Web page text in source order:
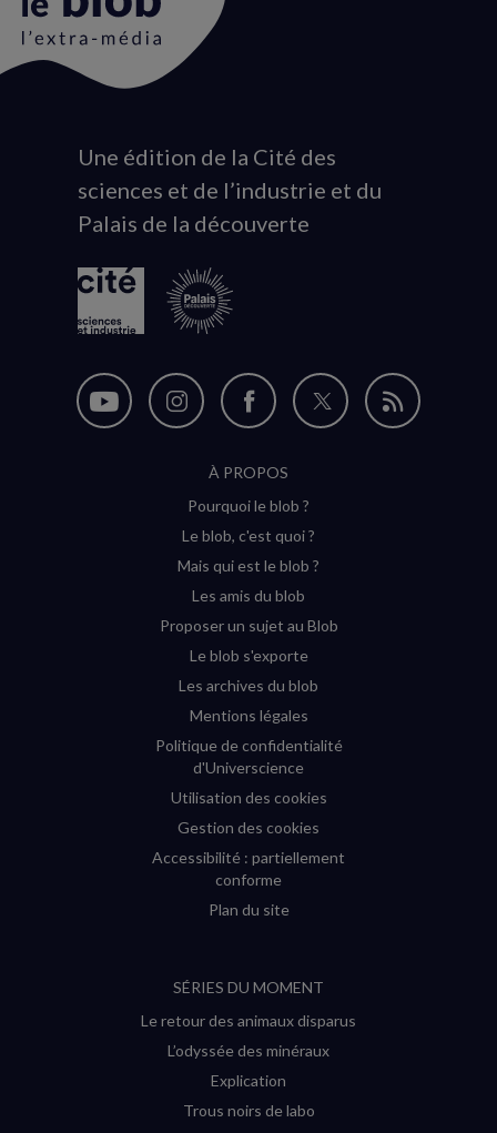
Animation
du
logo
Une édition de la Cité des
sciences et de l’industrie et du
Palais de la découverte
Nous
Nous
Instagram
(nouvelle
Nous
sur
Facebook
(nouvelle
Nous
Flux
À PROPOS
Pourquoi le blob ?
Le blob, c'est quoi ?
Mais qui est le blob ?
Les amis du blob
Proposer un sujet au Blob
Le blob s'exporte
Les archives du blob
Mentions légales
Politique de confidentialité
d'Universcience
Utilisation des cookies
Gestion des cookies
Accessibilité : partiellement
conforme
Plan du site
SÉRIES DU MOMENT
Le retour des animaux disparus
L’odyssée des minéraux
Explication
Trous noirs de labo